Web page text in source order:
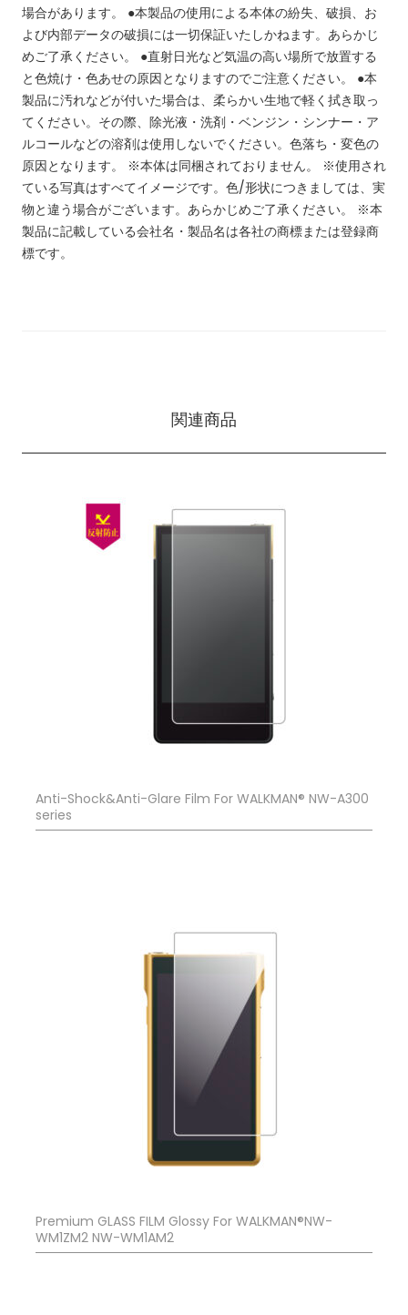
場合があります。
●本製品の使用による本体の紛失、破損、お
よび内部データの破損には一切保証いたしかねます。あらかじ
めご了承ください。
●直射日光など気温の高い場所で放置する
と色焼け・色あせの原因となりますのでご注意ください。
●本
製品に汚れなどが付いた場合は、柔らかい生地で軽く拭き取っ
てください。その際、除光液・洗剤・ベンジン・シンナー・ア
ルコールなどの溶剤は使用しないでください。色落ち・変色の
原因となります。
※本体は同梱されておりません。
※使用され
ている写真はすべてイメージです。色/形状につきましては、実
物と違う場合がございます。あらかじめご了承ください。
※本
製品に記載している会社名・製品名は各社の商標または登録商
標です。
関連商品
Anti-Shock&Anti-Glare Film For WALKMAN® NW-A300
series
Premium GLASS FILM Glossy For WALKMAN®NW-
WM1ZM2 NW-WM1AM2